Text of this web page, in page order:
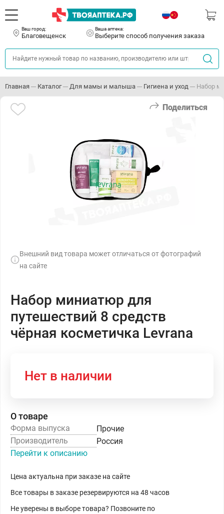
Ваш город:
Благовещенск
Ваша аптека:
Выберите способ получения заказа
Главная Каталог Для мамы и малыша Гигиена и уход Набор
Поделиться
Внешний вид товара может отличаться от фотографий
на сайте
Набор миниатюр для
путешествий 8 средств
чёрная косметичка Levrana
Нет в наличии
О товаре
Форма выпуска
Прочие
Производитель
Россия
Перейти к описанию
Цена актуальна при заказе на сайте
Все товары в заказе резервируются на 48 часов
Не уверены в выборе товара? Позвоните по